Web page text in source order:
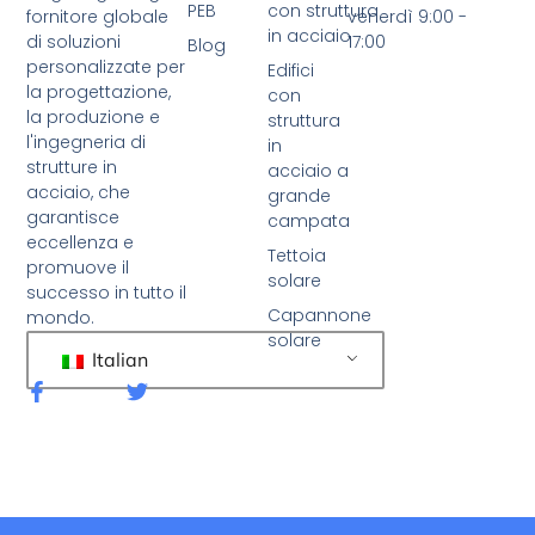
fornitore globale
di soluzioni
personalizzate per
la progettazione,
la produzione e
l'ingegneria di
strutture in
acciaio, che
garantisce
eccellenza e
promuove il
successo in tutto il
mondo.
Italian
F
a
o
C
t
con struttura
in acciaio
Edifici
con
struttura
in
acciaio a
grande
campata
Tettoia
solare
Capannone
solare
PEB
Blog
venerdì 9:00 -
17:00